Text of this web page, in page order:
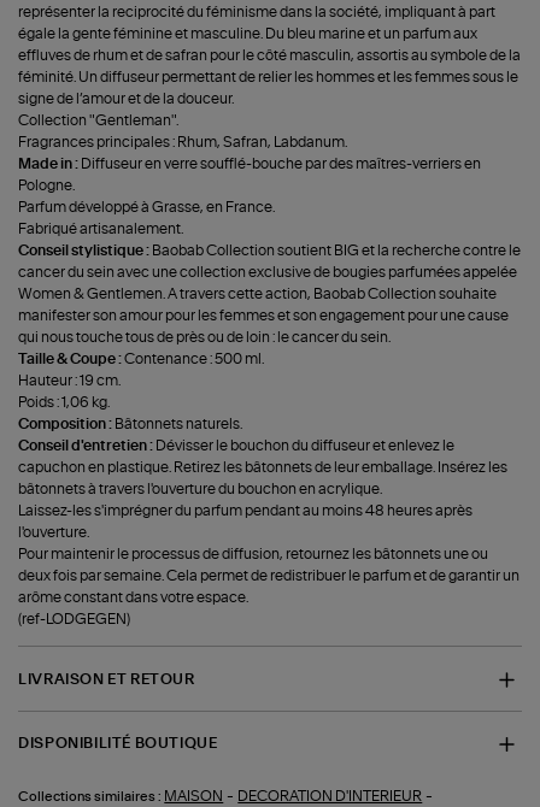
représenter la reciprocité du féminisme dans la société, impliquant à part
égale la gente féminine et masculine. Du bleu marine et un parfum aux
effluves de rhum et de safran pour le côté masculin, assortis au symbole de la
féminité. Un diffuseur permettant de relier les hommes et les femmes sous le
signe de l’amour et de la douceur.
Collection "Gentleman".
Fragrances principales : Rhum, Safran, Labdanum.
Made in : Diffuseur en verre soufflé-bouche par des maîtres-verriers en
Pologne.
Parfum développé à Grasse, en France.
Fabriqué artisanalement.
Conseil stylistique : Baobab Collection soutient BIG et la recherche contre le
cancer du sein avec une collection exclusive de bougies parfumées appelée
Women & Gentlemen. A travers cette action, Baobab Collection souhaite
manifester son amour pour les femmes et son engagement pour une cause
qui nous touche tous de près ou de loin : le cancer du sein.
Taille & Coupe :Contenance : 500 ml.
Hauteur : 19 cm.
Poids : 1,06 kg.
Composition : Bâtonnets naturels.
Conseil d'entretien : Dévisser le bouchon du diffuseur et enlevez le
capuchon en plastique. Retirez les bâtonnets de leur emballage. Insérez les
bâtonnets à travers l'ouverture du bouchon en acrylique.
Laissez-les s'imprégner du parfum pendant au moins 48 heures après
l'ouverture.
Pour maintenir le processus de diffusion, retournez les bâtonnets une ou
deux fois par semaine. Cela permet de redistribuer le parfum et de garantir un
arôme constant dans votre espace.
(ref-LODGEGEN)
LIVRAISON ET RETOUR
DISPONIBILITÉ BOUTIQUE
Collections similaires : MAISON - DECORATION D'INTERIEUR -